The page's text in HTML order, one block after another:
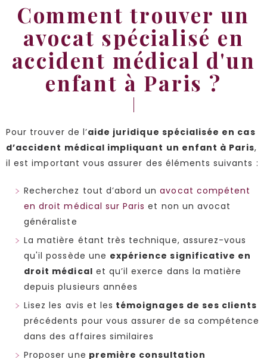
Comment trouver un
avocat spécialisé en
accident médical d'un
enfant à Paris ?
Pour trouver de l’aide juridique spécialisée en cas
d’accident médical impliquant un enfant à Paris,
il est important vous assurer des éléments suivants :
Recherchez tout d’abord unavocat compétent
en droit médical sur Paris et non un avocat
généraliste
La matière étant très technique, assurez-vous
qu'il possède une expérience significative en
droit médical et qu’il exerce dans la matière
depuis plusieurs années
Lisez les avis et les témoignages de ses clients
précédents pour vous assurer de sa compétence
dans des affaires similaires
Proposer une première consultation